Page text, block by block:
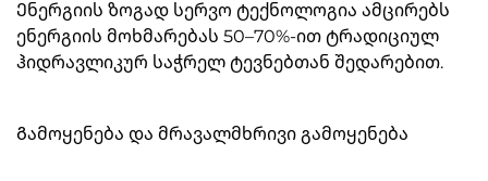
Ენერგიის ზოგად სერვო ტექნოლოგია ამცირებს
ენერგიის მოხმარებას 50–70%-ით ტრადიციულ
ჰიდრავლიკურ საჭრელ ტევნებთან შედარებით.
Გამოყენება და მრავალმხრივი გამოყენება